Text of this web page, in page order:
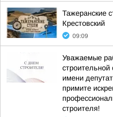
Тажеранские
Крестовский
09:09
Уважаемые
строительной
имени
примите
строителя!